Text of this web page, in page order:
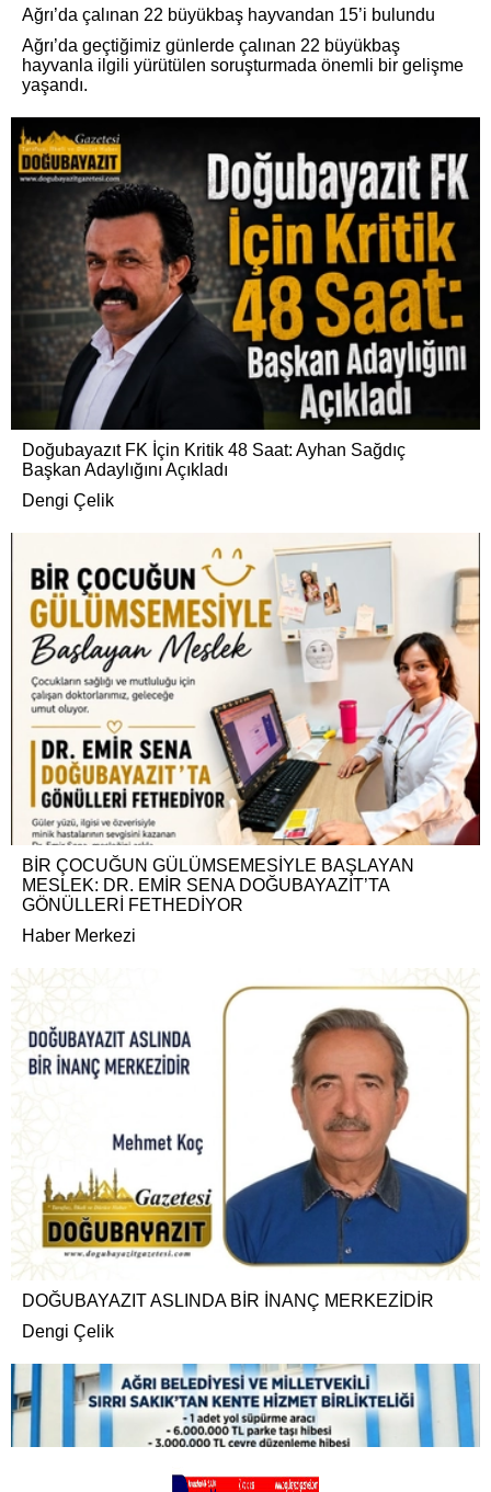
Ağrı’da çalınan 22 büyükbaş hayvandan 15’i bulundu
Ağrı’da geçtiğimiz günlerde çalınan 22 büyükbaş
hayvanla ilgili yürütülen soruşturmada önemli bir gelişme
yaşandı.
Doğubayazıt FK İçin Kritik 48 Saat: Ayhan Sağdıç
Başkan Adaylığını Açıkladı
Dengi Çelik
BİR ÇOCUĞUN GÜLÜMSEMESİYLE BAŞLAYAN
MESLEK: DR. EMİR SENA DOĞUBAYAZIT’TA
GÖNÜLLERİ FETHEDİYOR
Haber Merkezi
DOĞUBAYAZIT ASLINDA BİR İNANÇ MERKEZİDİR
Dengi Çelik